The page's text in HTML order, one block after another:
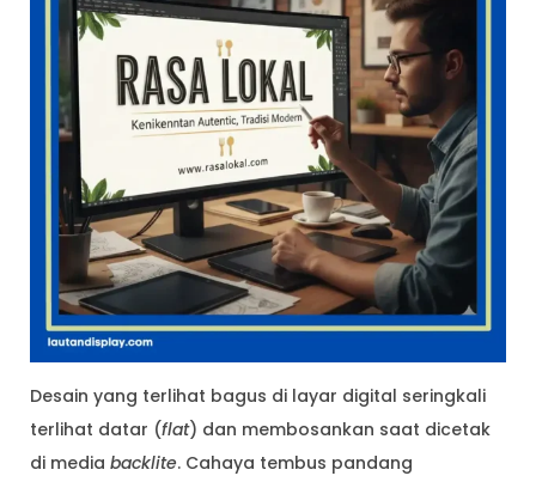
Desain yang terlihat bagus di layar digital seringkali
terlihat datar (flat) dan membosankan saat dicetak
di media backlite. Cahaya tembus pandang